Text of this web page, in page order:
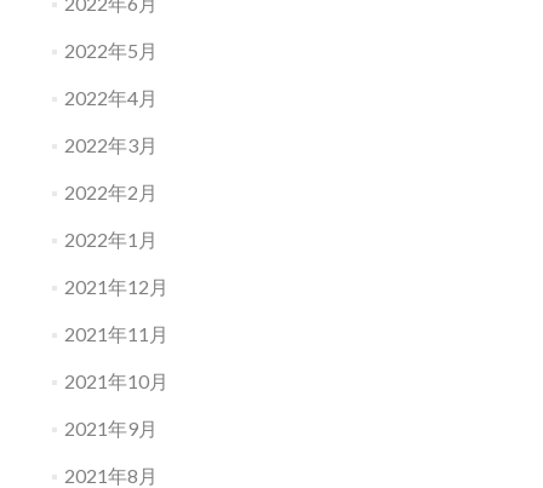
2022年5月
2022年4月
2022年3月
2022年2月
2022年1月
2021年12月
2021年11月
2021年10月
2021年9月
2021年8月